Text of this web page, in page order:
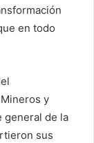
en todo
y
general de la
sus